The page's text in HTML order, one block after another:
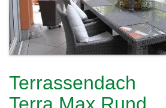
c
h
i
e
r
h
e
r
iTerrassendach